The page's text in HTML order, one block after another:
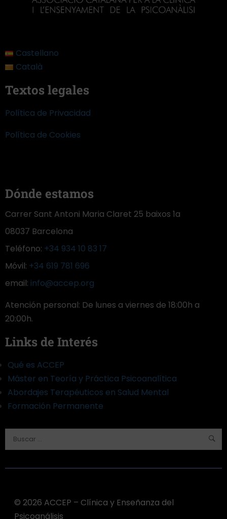
Castellano
Català
Textos legales
Política de Privacidad
Política de Cookies
Dónde estamos
Carrer Sant Antoni Maria Claret 25 baixos 1a
08037 Barcelona
Teléfono: +34 934 10 83 17
Móvil: +34 619 781 696
email: info@accep.org
Atención personal: De lunes a viernes de 18:00h a
20:00h.
Links de Interés
Qué es ACCEP
Máster en Teoría y Práctica Psicoanalítica
Abordajes Terapéuticos en Salud Mental
Formación Permanente
©️ 2026 ACCEP – Clínica y Enseñanza del
Psicoanálisis